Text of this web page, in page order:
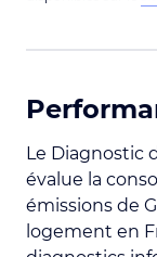
Le Diagnostic
évalue la
émissions de
logement en